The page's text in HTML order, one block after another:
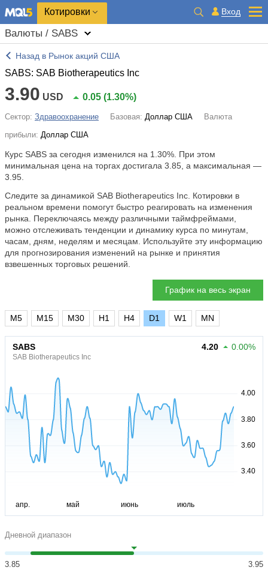
Котировки Вход
Валюты / SABS
Назад в Рынок акций США
SABS: SAB Biotherapeutics Inc
3.90 USD 0.05 (1.30%)
Сектор: Здравоохранение Базовая: Доллар США
Валюта
прибыли: Доллар США
Курс SABS за сегодня изменился на 1.30% . При этом
минимальная цена на торгах достигала 3.85, а максимальная —
3.95.
Следите за динамикой SAB Biotherapeutics Inc. Котировки в
реальном времени помогут быстро реагировать на изменения
рынка. Переключаясь между различными таймфреймами,
можно отслеживать тенденции и динамику курса по минутам,
часам, дням, неделям и месяцам. Используйте эту информацию
для прогнозирования изменений на рынке и принятия
взвешенных торговых решений.
График на весь экран
M5 M15 M30 H1 H4 D1 W1 MN
SABS
SAB Biotherapeutics Inc
4.20 0.00%
Дневной диапазон
3.85 3.95